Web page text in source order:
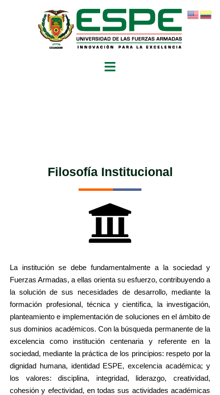
Filosofía Institucional
La institución se debe fundamentalmente a la sociedad y
Fuerzas Armadas, a ellas orienta su esfuerzo, contribuyendo a
la solución de sus necesidades de desarrollo, mediante la
formación profesional, técnica y científica, la investigación,
planteamiento e implementación de soluciones en el ámbito de
sus dominios académicos. Con la búsqueda permanente de la
excelencia como institución centenaria y referente en la
sociedad, mediante la práctica de los principios: respeto por la
dignidad humana, identidad ESPE, excelencia académica; y
los valores: disciplina, integridad, liderazgo, creatividad,
cohesión y efectividad, en todas sus actividades académicas